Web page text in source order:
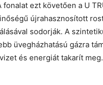
fonalat ezt követően a U
újrahasznosított
sodorják. A
üvegházhatású gázra
és energiát takarít meg.